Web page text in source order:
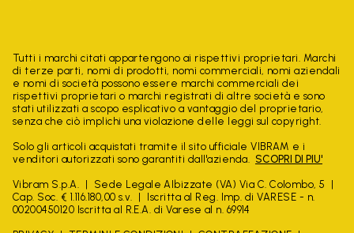
Tutti i marchi citati appartengono ai rispettivi proprietari. Marchi
di terze parti, nomi di prodotti, nomi commerciali, nomi aziendali
e nomi di società possono essere marchi commerciali dei
rispettivi proprietari o marchi registrati di altre società e sono
stati utilizzati a scopo esplicativo a vantaggio del proprietario,
senza che ciò implichi una violazione delle leggi sul copyright.
Solo gli articoli acquistati tramite il sito ufficiale VIBRAM e i
venditori autorizzati sono garantiti dall'azienda. SCOPRI DI PIU'
Vibram S.p.A.
Sede Legale Albizzate (VA) Via C. Colombo, 5
Cap. Soc. € 1.116.180,00 s.v.
Iscritta al Reg. Imp. di VARESE - n.
00200450120 Iscritta al R.E.A. di Varese al n. 69914